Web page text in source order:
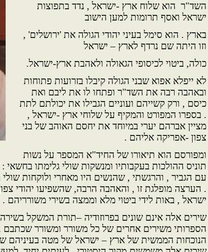
השד"ר הוא שלוח ארץ -ישראל , נדד בתפוצות
ישראל ואסף תרומות למען הישוב
בארץ . הוא סימל בעיני יהודי הגולה את 'ירושלים' ,
וזו היתה שם נרדף לארץ – ישראל
כולה, ביטוי לכיסופי הגאולה ולאהבת ארץ-ישראל.
לא ייפלא אפוא שבני הגולה קיבלו בזרועות פתוחות
ובאהבה רבה את השד"ר ופתחו לו את ליבם ואת
כיסם , ורק קשייהם ועוניים הגבילו את יכולתם לתת
. בספרו המפורט והמקיף על שלוחי ארץ -ישראל ,
מציין אברהם יערי במיוחד את יחסם האוהב של בני
צפון -אפריקה אליהם .
ומפורסם הוא תיאורו של החיד"א המספר על נשות
תוניס ההולכות בעקבותיו ומנשקות שולי גלימתו
עם הגביר , והרגשתי , שהנשים היו מאחרי ולוקחות
. הערצה מופלגת זו , והאהבה הרבה, שהשפיעו יהודי
ישראל , באות לידי ביטוי מלא וממצה בשירי משורריהם .
שירים אלה אינם שונים בפרוזודיה –תורת המשקל
הספרותי משירים אחרים של כל משורר ומשורר
הנוכחות הממשית של ארץ – ישראל של מטה בעיניהם של